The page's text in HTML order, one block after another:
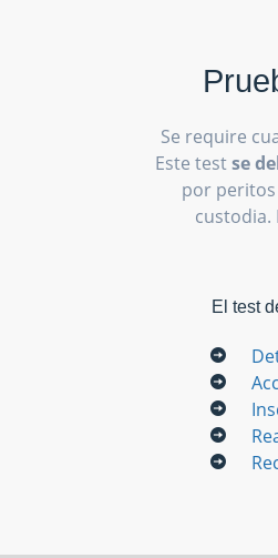
Se require
Este testse
por
custodia.
El test